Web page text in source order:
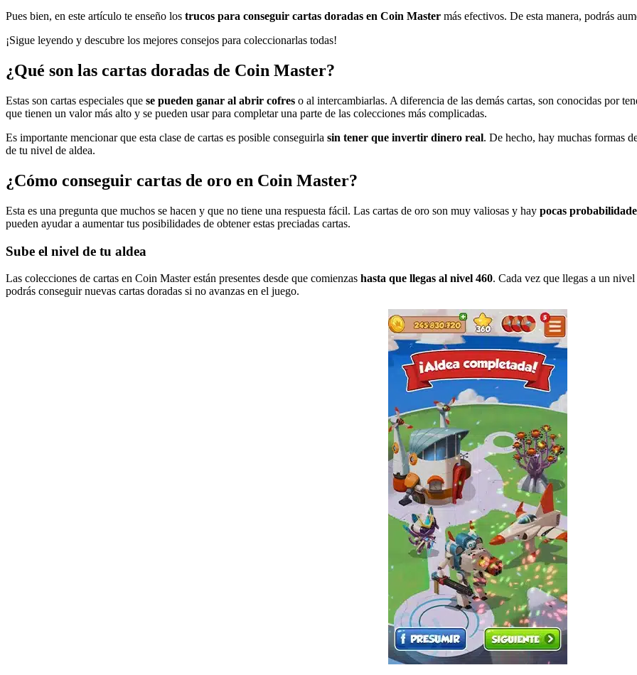
Pues bien, en este artículo te enseño los trucos para conseguir cartas doradas en Coin Master más efectivos. De esta manera, podrás
¡Sigue leyendo y descubre los mejores consejos para coleccionarlas todas!
¿Qué son las cartas doradas de Coin Master?
Estas son cartas especiales que se pueden ganar al abrir cofres o al intercambiarlas. A diferencia de las demás cartas, son conocidas por
que tienen un valor más alto y se pueden usar para completar una parte de las colecciones más complicadas.
Es importante mencionar que esta clase de cartas es posible conseguirla sin tener que invertir dinero real. De hecho, hay muchas formas
de tu nivel de aldea.
¿Cómo conseguir cartas de oro en Coin Master?
Esta es una pregunta que muchos se hacen y que no tiene una respuesta fácil. Las cartas de oro son muy valiosas y hay pocas
pueden ayudar a aumentar tus posibilidades de obtener estas preciadas cartas.
Sube el nivel de tu aldea
Las colecciones de cartas en Coin Master están presentes desde que comienzas hasta que llegas al nivel 460. Cada vez que llegas a un
podrás conseguir nuevas cartas doradas si no avanzas en el juego.